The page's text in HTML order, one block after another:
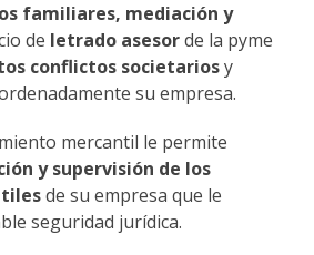
familiares, mediación y
de letrado asesorde la pyme
conflictos societariosy
su empresa.
mercantil le permite
y supervisión de los
de su empresa que le
seguridad jurídica.